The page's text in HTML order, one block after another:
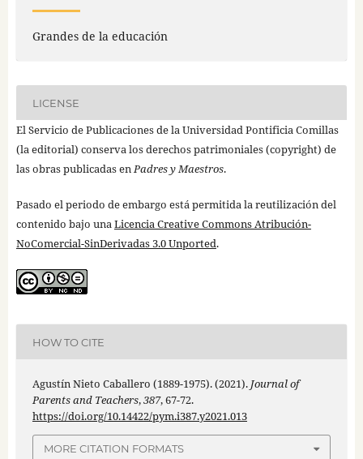
Grandes de la educación
LICENSE
El Servicio de Publicaciones de la Universidad Pontificia Comillas
(la editorial) conserva los derechos patrimoniales (copyright) de
las obras publicadas enPadres y Maestros.
Pasado el periodo de embargo está permitida la reutilización del
contenido bajo unaLicencia Creative Commons Atribución-
NoComercial-SinDerivadas 3.0 Unported.
HOW TO CITE
Agustín Nieto Caballero (1889-1975). (2021). Journal of
Parents and Teachers,387, 67-72.
https://doi.org/10.14422/pym.i387.y2021.013
MORE CITATION FORMATS